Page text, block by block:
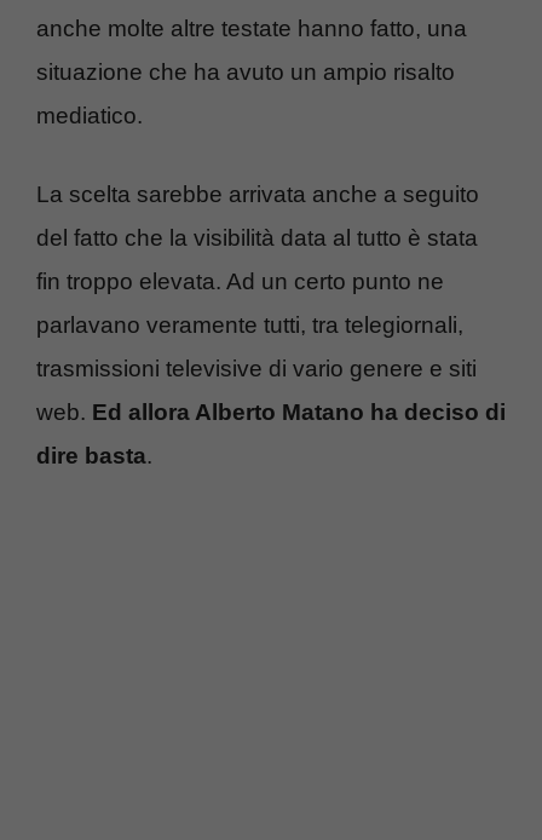
anche molte altre testate hanno fatto, una
situazione che ha avuto un ampio risalto
mediatico.
La scelta sarebbe arrivata anche a seguito
del fatto che la visibilità data al tutto è stata
fin troppo elevata. Ad un certo punto ne
parlavano veramente tutti, tra telegiornali,
trasmissioni televisive di vario genere e siti
web. Ed allora Alberto Matano ha deciso di
dire basta.